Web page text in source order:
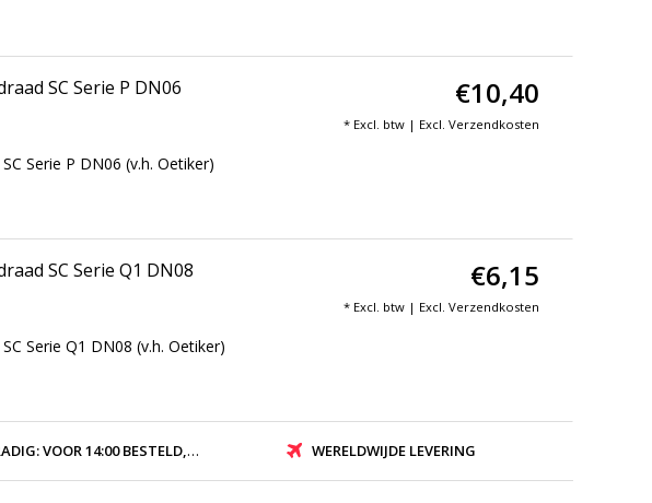
SC Serie P DN06
Serie P DN06 (v.h. Oetiker)
€10,40
* Excl. btw | Excl. Verzendkosten
SC Serie Q1 DN08
Serie Q1 DN08 (v.h. Oetiker)
€6,15
* Excl. btw | Excl. Verzendkosten
14:00 BESTELD, ZELFDE DAG VERZONDEN WERELDWIJDE LEVERING